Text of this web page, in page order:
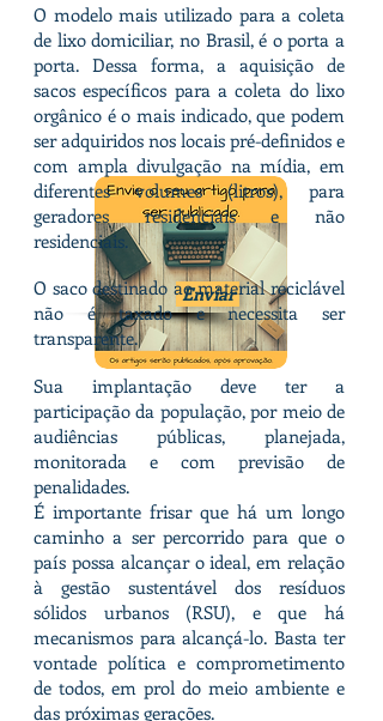
Enviar
O modelo mais utilizado para a coleta
de lixo domiciliar, no Brasil, é o porta a
porta. Dessa forma, a aquisição de
sacos específicos para a coleta do lixo
orgânico é o mais indicado, que podem
ser adquiridos nos locais pré-definidos e
com ampla divulgação na mídia, em
diferentes volumes (litros), para
geradores residenciais e não
residenciais.
O saco destinado ao material reciclável
não é taxado e necessita ser
transparente.
Sua implantação deve ter a
participação da população, por meio de
audiências públicas, planejada,
monitorada e com previsão de
penalidades.
É importante frisar que há um longo
caminho a ser percorrido para que o
país possa alcançar o ideal, em relação
à gestão sustentável dos resíduos
sólidos urbanos (RSU), e que há
mecanismos para alcançá-lo. Basta ter
vontade política e comprometimento
de todos, em prol do meio ambiente e
das próximas gerações.